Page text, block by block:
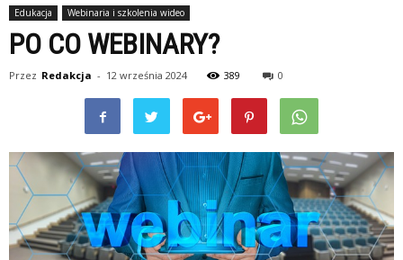
Edukacja Webinaria i szkolenia wideo
PO CO WEBINARY?
Przez Redakcja - 12 września 2024 389 0